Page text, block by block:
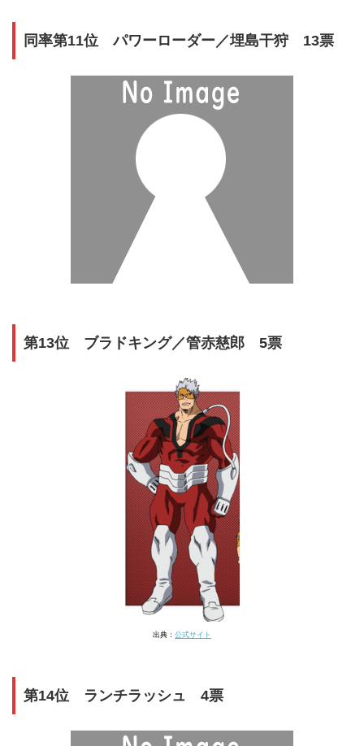
同率第11位 パワーローダー／埋島干狩 13票
第13位 ブラドキング／管赤慈郎 5票
出典： 公式サイト
第14位 ランチラッシュ 4票